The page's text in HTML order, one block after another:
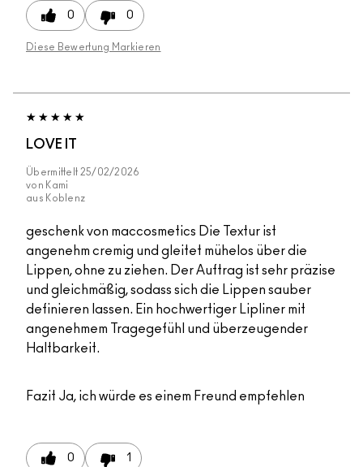
0 0
Diese Bewertung Markieren
LOVE IT
Übermittelt 25/02/2026
von Kami
aus Koblenz
geschenk von maccosmetics Die Textur ist
angenehm cremig und gleitet mühelos über die
Lippen, ohne zu ziehen. Der Auftrag ist sehr präzise
und gleichmäßig, sodass sich die Lippen sauber
definieren lassen. Ein hochwertiger Lipliner mit
angenehmem Tragegefühl und überzeugender
Haltbarkeit.
Fazit Ja, ich würde es einem Freund empfehlen
0 1